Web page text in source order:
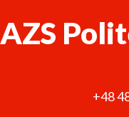
AZS
+48